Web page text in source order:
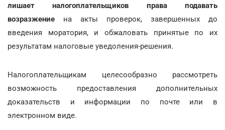
лишает налогоплательщиков права подавать
возразжение на акты проверок, завершенных до
введения моратория, и обжаловать принятые по их
результатам налоговые уведоления-решения.
Налогоплательщикам целесообразно рассмотреть
возможность предоставления дополнительных
доказательств и информации по почте или в
электронном виде.